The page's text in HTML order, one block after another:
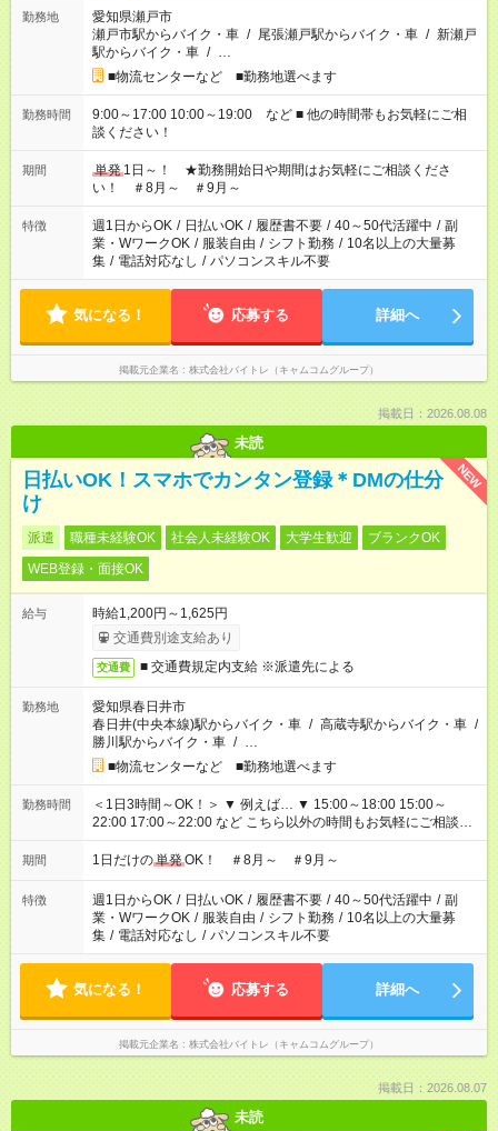
勤務地
愛知県瀬戸市
瀬戸市駅からバイク・車 / 尾張瀬戸駅からバイク・車 / 新瀬戸
駅からバイク・車 / …
■物流センターなど ■勤務地選べます
勤務時間
9:00～17:00 10:00～19:00 など ■ 他の時間帯もお気軽にご相
談ください！
期間 単発 1日～！ ★勤務開始日や期間はお気軽にご相談くださ
い！ ＃8月～ ＃9月～
特徴 週1日からOK / 日払いOK / 履歴書不要 / 40～50代活躍中 / 副
業・WワークOK / 服装自由 / シフト勤務 / 10名以上の大量募
集 / 電話対応なし / パソコンスキル不要
気になる！ 応募する 詳細へ
掲載元企業名 株式会社バイトレ（キャムコムグループ）
掲載日：2026.08.08
未読
NEW
日払いOK！スマホでカンタン登録＊DMの仕分
け
派遣 職種未経験OK 社会人未経験OK 大学生歓迎
ブランクOK
WEB登録・面接OK
給与
時給1,200円～1,625円
交通費別途支給あり
交通費 ■ 交通費規定内支給 ※派遣先による
勤務地
愛知県春日井市
春日井(中央本線)駅からバイク・車 / 高蔵寺駅からバイク・車 /
勝川駅からバイク・車 / …
■物流センターなど ■勤務地選べます
勤務時間
＜1日3時間～OK！＞ ▼ 例えば… ▼ 15:00～18:00 15:00～
22:00 17:00～22:00 など こちら以外の時間もお気軽にご相談く
ださい！
期間 1日だけの単発OK！ ＃8月～ ＃9月～
特徴 週1日からOK / 日払いOK / 履歴書不要 / 40～50代活躍中 / 副
業・WワークOK / 服装自由 / シフト勤務 / 10名以上の大量募
集 / 電話対応なし / パソコンスキル不要
気になる！ 応募する 詳細へ
掲載元企業名 株式会社バイトレ（キャムコムグループ）
掲載日：2026.08.07
未読